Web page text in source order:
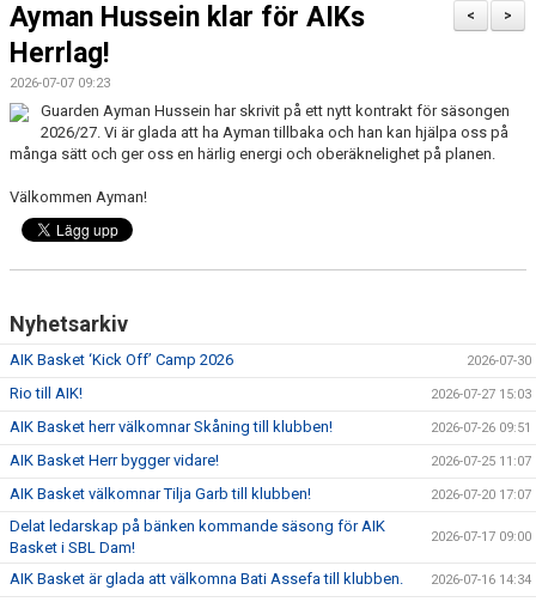
DOKUMENT
AVGIFTER
BLI MEDLEM
KÖP BILJETTER
AIK.SE
>
<
Ayman Hussein klar för AIKs
Herrlag!
2026-07-07 09:23
Guarden Ayman Hussein har skrivit på ett nytt kontrakt för säsongen
2026/27. Vi är glada att ha Ayman tillbaka och han kan hjälpa oss på
många sätt och ger oss en härlig energi och oberäknelighet på planen.
Välkommen Ayman!
Nyhetsarkiv
AIK Basket ‘Kick Off’ Camp 2026 2026-07-30
Rio till AIK! 2026-07-27 15:03
AIK Basket herr välkomnar Skåning till klubben! 2026-07-26 09:51
AIK Basket Herr bygger vidare! 2026-07-25 11:07
AIK Basket välkomnar Tilja Garb till klubben! 2026-07-20 17:07
Delat ledarskap på bänken kommande säsong för AIK
Basket i SBL Dam!
2026-07-17 09:00
AIK Basket är glada att välkomna Bati Assefa till klubben. 2026-07-16 14:34